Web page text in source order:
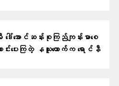
ါ်အောင်ဆန်းစုကြည်ကျန်းမာစေ
ောင်းပေးကြတဲ့ နယူးယောက်က ရောင်နီ